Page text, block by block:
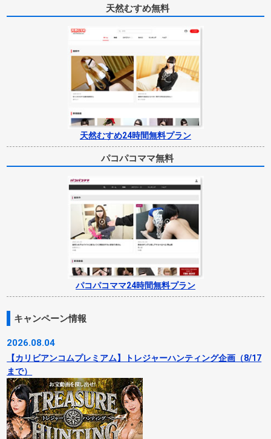
天然むすめ無料
天然むすめ24時間無料プラン
パコパコママ無料
パコパコママ24時間無料プラン
キャンペーン情報
2026.08.04
【カリビアンコムプレミアム】トレジャーハンティング企画（8/17
まで）